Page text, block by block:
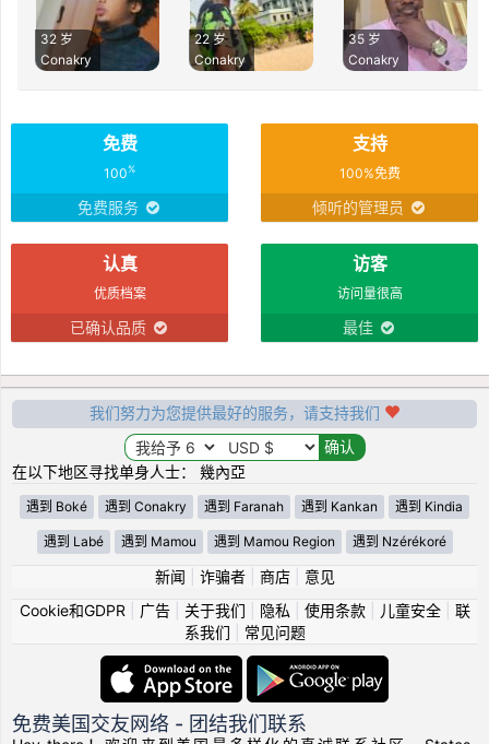
32 岁
Conakry
22 岁
Conakry
35 岁
Conakry
免费
100%
免费服务
支持
100%免费
倾听的管理员
认真
优质档案
已确认品质
访客
访问量很高
最佳
我们努力为您提供最好的服务，请支持我们
在以下地区寻找单身人士： 幾內亞
遇到 Boké 遇到 Conakry 遇到 Faranah 遇到 Kankan 遇到 Kindia
遇到 Labé 遇到 Mamou 遇到 Mamou Region 遇到 Nzérékoré
新闻 诈骗者| 商店| 意见
Cookie和GDPR
广告| 关于我们 隐私 使用条款| 儿童安全| 联
系我们
常见问题
免费美国交友网络 - 团结我们联系